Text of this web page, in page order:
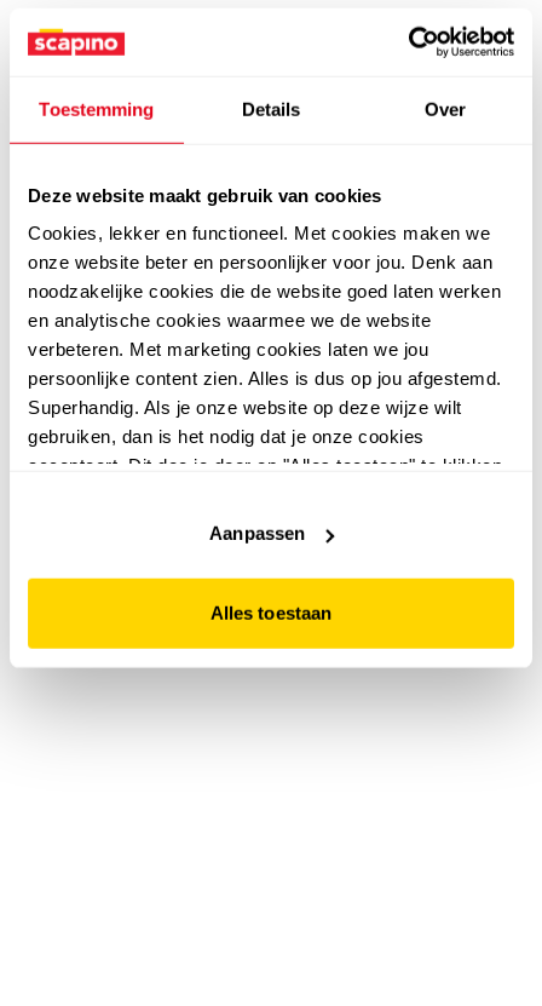
Toestemming Details Over
Deze website maakt gebruik van cookies
Cookies, lekker en functioneel. Met cookies maken we
onze website beter en persoonlijker voor jou. Denk aan
noodzakelijke cookies die de website goed laten werken
en analytische cookies waarmee we de website
verbeteren. Met marketing cookies laten we jou
persoonlijke content zien. Alles is dus op jou afgestemd.
Superhandig. Als je onze website op deze wijze wilt
gebruiken, dan is het nodig dat je onze cookies
accepteert. Dit doe je door op "Alles toestaan" te klikken.
website niet optimaal functioneert.
Aanpassen
Alles toestaan